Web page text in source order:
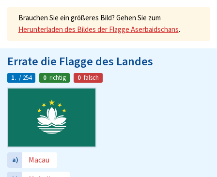
Brauchen Sie ein größeres Bild? Gehen Sie zum
Herunterladen des Bildes der Flagge Aserbaidschans.
Errate die Flagge des Landes
1. / 254 0 richtig 0 falsch
a) Macau